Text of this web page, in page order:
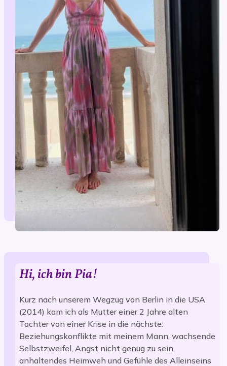
Hi, ich bin Pia!
Kurz nach unserem Wegzug von Berlin in die USA
(2014) kam ich als Mutter einer 2 Jahre alten
Tochter von einer Krise in die nächste:
Beziehungskonflikte mit meinem Mann, wachsende
Selbstzweifel, Angst nicht genug zu sein,
anhaltendes Heimweh und Gefühle des Alleinseins